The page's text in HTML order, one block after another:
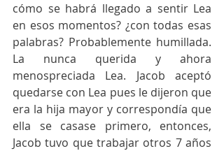
cómo se habrá llegado a sentir Lea
en esos momentos? ¿con todas esas
palabras? Probablemente humillada.
La nunca querida y ahora
menospreciada Lea. Jacob aceptó
quedarse con Lea pues le dijeron que
era la hija mayor y correspondía que
ella se casase primero, entonces,
Jacob tuvo que trabajar otros 7 años